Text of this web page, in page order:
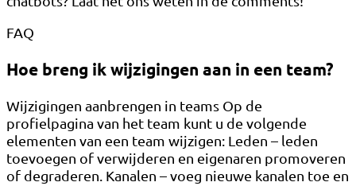
FAQ
Hoe breng ik wijzigingen aan in een team?
Wijzigingen aanbrengen in teams Op de
profielpagina van het team kunt u de volgende
elementen van een team wijzigen: Leden – leden
toevoegen of verwijderen en eigenaren promoveren
of degraderen. Kanalen – voeg nieuwe kanalen toe en